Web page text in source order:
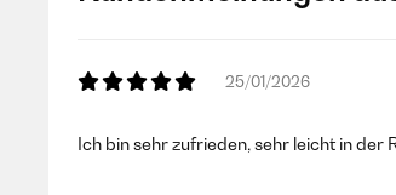
25/01/2026
Ich bin sehr zufrieden, sehr leicht in der